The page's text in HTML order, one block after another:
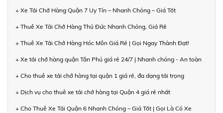
+ Xe Tải Chở Hàng Quận 7 Uy Tín – Nhanh Chóng – Giá Tốt
+ Thuê Xe Tải Chở Hàng Thủ Đức Nhanh Chóng, Giá Rẻ
+ Thuê Xe Tải Chở Hàng Hóc Môn Giá Rẻ | Gọi Ngay Thành Đạt!
+ Xe tải chở hàng quận Tân Phú giá rẻ 24/7 | Nhanh chóng - An toàn
+ Cho thuê xe tải chở hàng tại quận 1 giá rẻ, đa dạng tải trọng
+ Dịch vụ cho thuê xe tải chở hàng tại Quận 4 giá rẻ nhất
+ Cho Thuê Xe Tải Quận 6 Nhanh Chóng – Giá Tốt | Gọi Là Có Xe